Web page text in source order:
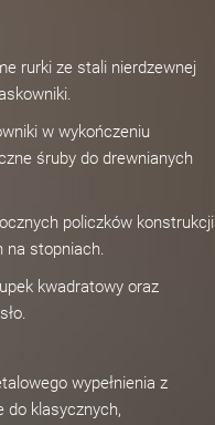
rurki ze stali nierdzewnej
w wykończeniu
śruby do drewnianych
policzków konstrukcji
na stopniach.
kwadratowy oraz
wypełnienia z
do klasycznych,